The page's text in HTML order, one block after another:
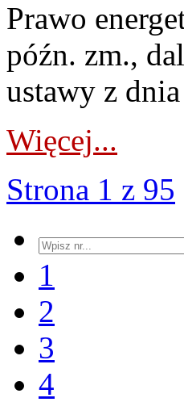
Prawo
późn. zm.,
ustawy z
Więcej...
Strona 1 z 95
1
2
3
4